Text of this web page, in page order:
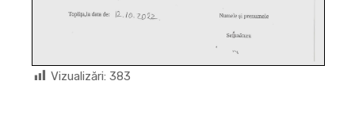
Vizualizări: 383